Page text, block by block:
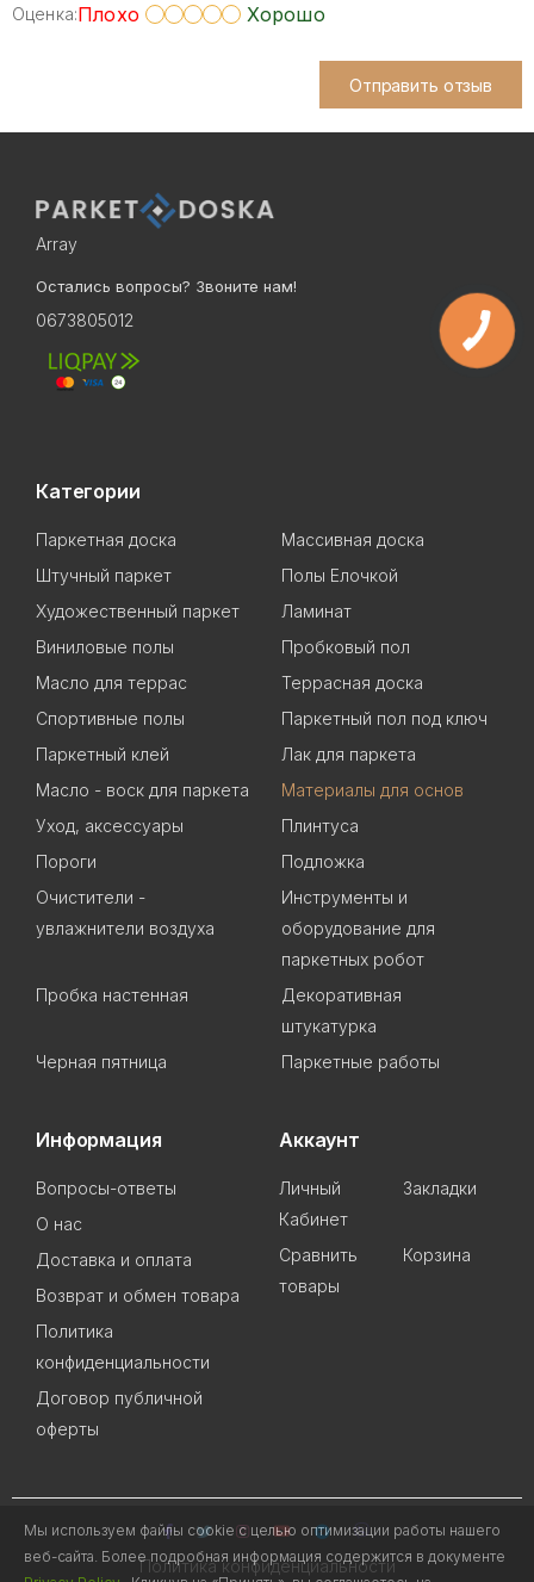
Оценка:Плохо Хорошо
Отправить отзыв
Array
Остались вопросы? Звоните нам!
0673805012
Категории
Паркетная доска
Массивная доска
Штучный паркет
Полы Елочкой
Художественный паркет
Ламинат
Виниловые полы
Пробковый пол
Масло для террас
Террасная доска
Спортивные полы
Паркетный пол под ключ
Паркетный клей
Лак для паркета
Масло - воск для паркета
Материалы для основ
Уход, аксессуары
Плинтуса
Пороги
Подложка
Очистители -
увлажнители воздуха
Инструменты и
оборудование для
паркетных робот
Пробка настенная
Декоративная
штукатурка
Черная пятница
Паркетные работы
Информация
Вопросы-ответы
О нас
Доставка и оплата
Возврат и обмен товара
Политика
конфиденциальности
Договор публичной
оферты
Аккаунт
Личный
Кабинет
Закладки
Сравнить
товары
Корзина
Политика конфиденциальности
Мы используем файлы cookie с целью оптимизации работы нашего
веб-сайта. Более подробная информация содержится в документе